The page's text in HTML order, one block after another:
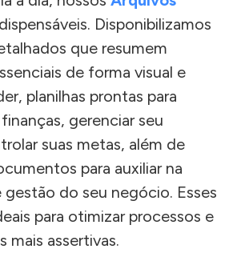
Disponibilizamos
que resumem
de forma visual e
planilhas prontas para
gerenciar seu
suas metas, além de
para auxiliar na
do seu negócio. Esses
para otimizar processos e
mais assertivas.